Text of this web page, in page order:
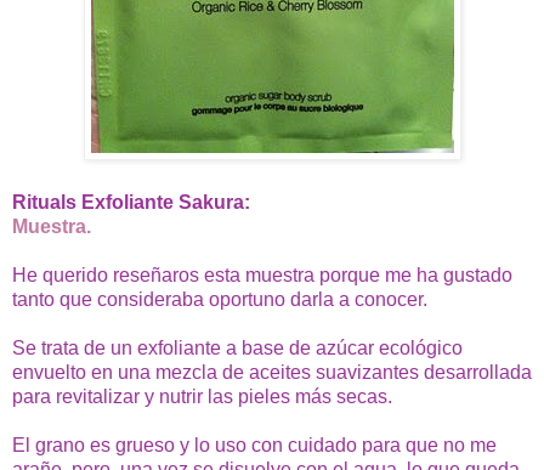
Rituals Exfoliante Sakura:
Muestra.
He querido reseñaros esta muestra porque me ha gustado
tanto que consideraba oportuno darla a conocer.
Se trata de un exfoliante a base de azúcar ecológico
envuelto en una mezcla de aceites suavizantes desarrollada
para revitalizar y nutrir las pieles más secas.
El grano es grueso y lo uso con cuidado para que no me